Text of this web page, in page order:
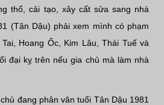
thổ, cải tạo, xây cất sửa sang nhà
(Tân Dậu) phải xem mình có phạm
Hoang Ốc, Kim Lâu, Thái Tuế và
đại kỵ trên nếu gia chủ mà làm nhà
đang phân vân tuổi Tân Dậu 1981